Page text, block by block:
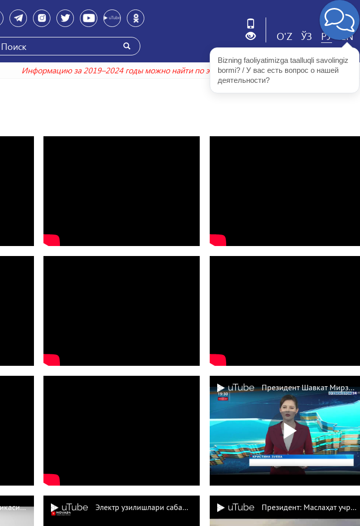
O'Z ЎЗ РУ EN
Информацию за 2019–2024 годы можно найти по этой ссылке
arxiv.uzbekistonmet.uz
Bizning faoliyatimizga taalluqli savolingiz
bormi? / У вас есть вопрос о нашей
деятельности?